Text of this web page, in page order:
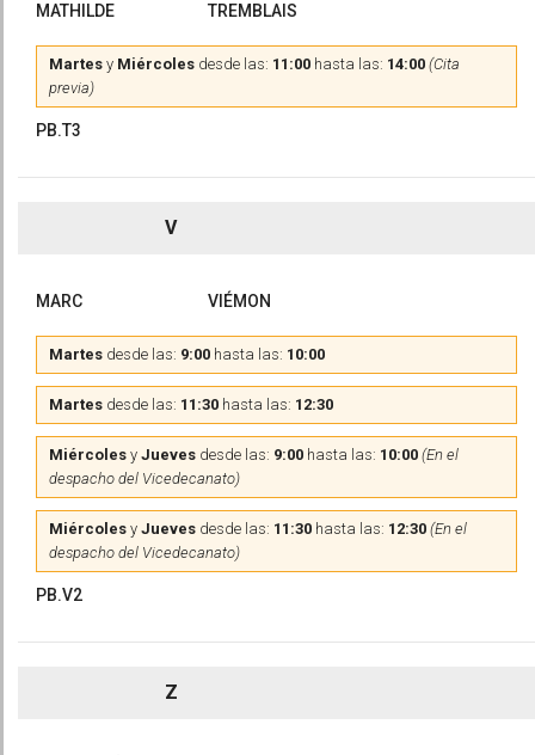
MATHILDE TREMBLAIS
Martes y Miércoles desde las: 11:00 hasta las: 14:00 (Cita
previa)
PB.T3
V
MARC VIÉMON
Martes desde las: 9:00 hasta las: 10:00
Martes desde las: 11:30 hasta las: 12:30
Miércoles y Jueves desde las: 9:00 hasta las: 10:00 (En el
despacho del Vicedecanato)
Miércoles y Jueves desde las: 11:30 hasta las: 12:30 (En el
despacho del Vicedecanato)
PB.V2
Z